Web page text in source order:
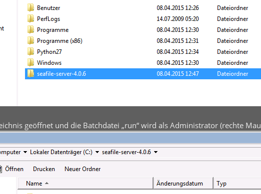
geöffnet und die Batchdatei „run“ wird als Administrator (rechte